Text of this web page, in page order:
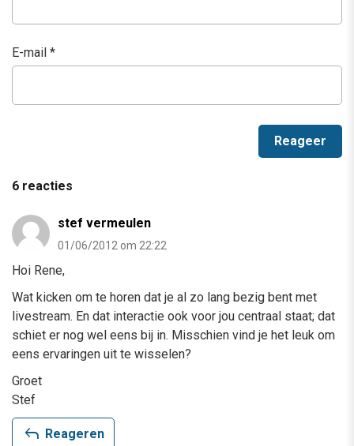
E-mail *
6 reacties
stef vermeulen
01/06/2012 om 22:22
Hoi Rene,
Wat kicken om te horen dat je al zo lang bezig bent met
livestream. En dat interactie ook voor jou centraal staat; dat
schiet er nog wel eens bij in. Misschien vind je het leuk om
eens ervaringen uit te wisselen?
Groet
Stef
reply Reageren